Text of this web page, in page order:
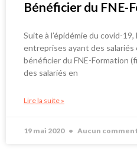
Bénéficier du FNE-
Suite à l’épidémie du covid-
entreprises ayant des
bénéficier du FNE-Formation
des salariés en
Lire la suite »
19 mai 2020 Aucun